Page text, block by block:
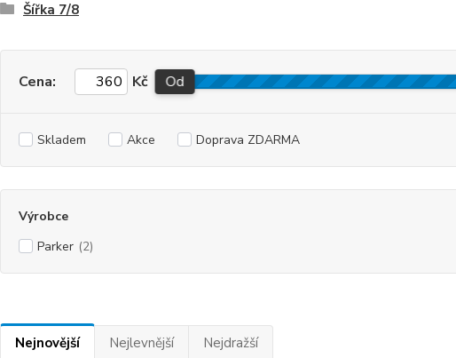
Šířka 7/8
Cena: Kč Od
Skladem Akce Doprava ZDARMA
Výrobce
Parker (2)
Nejnovější Nejlevnější Nejdražší